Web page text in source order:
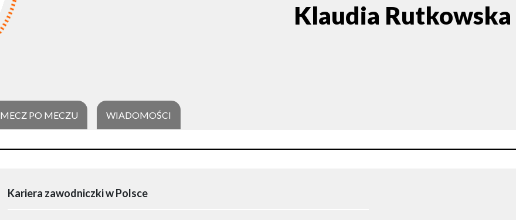
Klaudia Rutkowska
MECZ PO MECZU WIADOMOŚCI
Kariera zawodniczki w Polsce